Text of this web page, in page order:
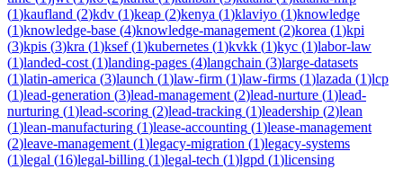
(1)kaufland (2)kdv (1)keap (2)kenya (1)klaviyo (1)knowledge
(1)knowledge-base (4)knowledge-management (2)korea (1)kpi
(3)kpis (3)kra (1)ksef(1)kubernetes (1)kvkk (1)kyc (1)labor-law
(1)landed-cost (1)landing-pages (4)langchain (3)large-datasets
(1)latin-america (3)launch (1)law-firm (1)law-firms (1)lazada (1)lcp
(1)lead-generation (3)lead-management (2)lead-nurture (1)lead-
nurturing (1)lead-scoring (2)lead-tracking (1)leadership (2)lean
(1)lean-manufacturing (1)lease-accounting (1)lease-management
(2)leave-management (1)legacy-migration (1)legacy-systems
(1)legal (16)legal-billing (1)legal-tech (1)lgpd (1)licensing